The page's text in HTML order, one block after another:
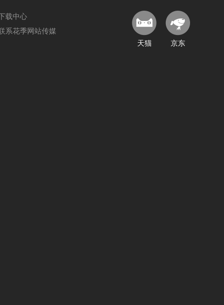
载中心
系花季网站传媒
天猫 京东